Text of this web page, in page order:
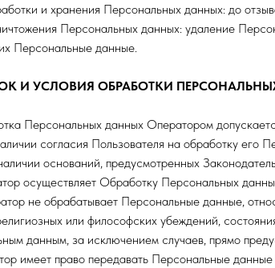
и хранения Персональных данных: до
Персональных данных: удаление
Персональные данные.
И УСЛОВИЯ ОБРАБОТКИ
Персональных данных Оператором
согласия Пользователя на обработку его
оснований, предусмотренных
осуществляет Обработку Персональных
не обрабатывает Персональные данные,
или философских убеждений,
данным, за исключением случаев, прямо
имеет право передавать Персональные